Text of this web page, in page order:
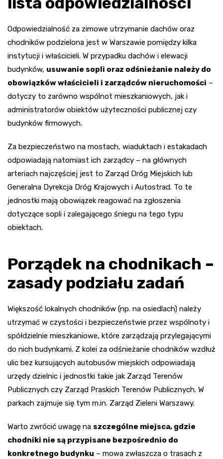
Odpowiedzialność za zimowe utrzymanie dachów oraz
chodników podzielona jest w Warszawie pomiędzy kilka
instytucji i właścicieli. W przypadku dachów i elewacji
budynków, usuwanie sopli oraz odśnieżanie należy do
obowiązków właścicieli i zarządców nieruchomości –
dotyczy to zarówno wspólnot mieszkaniowych, jak i
administratorów obiektów użyteczności publicznej czy
budynków firmowych.
Za bezpieczeństwo na mostach, wiaduktach i estakadach
odpowiadają natomiast ich zarządcy – na głównych
arteriach najczęściej jest to Zarząd Dróg Miejskich lub
Generalna Dyrekcja Dróg Krajowych i Autostrad. To te
jednostki mają obowiązek reagować na zgłoszenia
dotyczące sopli i zalegającego śniegu na tego typu
obiektach.
Porządek na chodnikach –
zasady podziału zadań
Większość lokalnych chodników (np. na osiedlach) należy
utrzymać w czystości i bezpieczeństwie przez wspólnoty i
spółdzielnie mieszkaniowe, które zarządzają przylegającymi
do nich budynkami. Z kolei za odśnieżanie chodników wzdłuż
ulic bez kursujących autobusów miejskich odpowiadają
urzędy dzielnic i jednostki takie jak Zarząd Terenów
Publicznych czy Zarząd Praskich Terenów Publicznych. W
parkach zajmuje się tym m.in. Zarząd Zieleni Warszawy.
Warto zwrócić uwagę na szczególne miejsca, gdzie
chodniki nie są przypisane bezpośrednio do
konkretnego budynku – mowa zwłaszcza o trasach z